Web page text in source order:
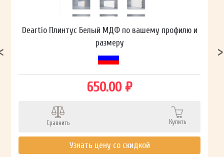
Deartio Плинтус Белый МДФ по вашему профилю и
размеру
650.00 ₽
Сравнить Купить
Узнать цену со скидкой